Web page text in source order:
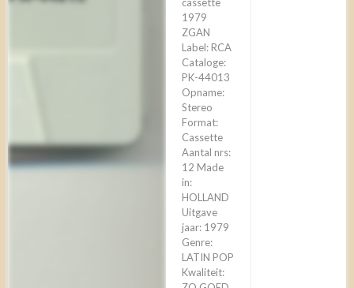
1979
ZGAN
Label: RCA
Cataloge:
PK-44013
Opname:
Stereo
Format:
Cassette
Aantal nrs:
12 Made
in:
HOLLAND
Uitgave
jaar: 1979
Genre:
LATIN POP
Kwaliteit: